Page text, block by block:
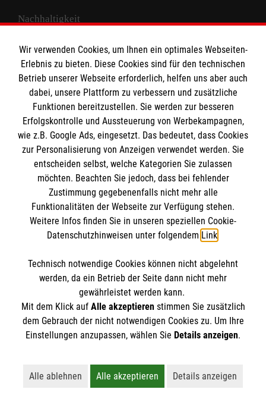
Nachhaltigkeit
Compliance
Transparenz
Spenden und Helfen
Spendenkonto
Empfänger: Malteser Hilfsdienst e.V.
IBAN: DE10 3706 0120 1201 2000 12
BIC: GENODED 1PA7
Newsletter abonnieren
Cookies verwalten|AGB |Impressum|Datenschutz|
Wir verwenden Cookies, um Ihnen ein optimales Webseiten-
Erlebnis zu bieten. Diese Cookies sind für den technischen
Betrieb unserer Webseite erforderlich, helfen uns aber auch
dabei, unsere Plattform zu verbessern und zusätzliche
Funktionen bereitzustellen. Sie werden zur besseren
Erfolgskontrolle und Aussteuerung von Werbekampagnen,
wie z.B. Google Ads, eingesetzt. Das bedeutet, dass Cookies
zur Personalisierung von Anzeigen verwendet werden. Sie
entscheiden selbst, welche Kategorien Sie zulassen
möchten. Beachten Sie jedoch, dass bei fehlender
Zustimmung gegebenenfalls nicht mehr alle
Funktionalitäten der Webseite zur Verfügung stehen.
Weitere Infos finden Sie in unseren speziellen Cookie-
Datenschutzhinweisen unter folgendem Link.
Technisch notwendige Cookies können nicht abgelehnt
werden, da ein Betrieb der Seite dann nicht mehr
gewährleistet werden kann.
Mit dem Klick auf Alle akzeptierenstimmen Sie zusätzlich
dem Gebrauch der nicht notwendigen Cookies zu. Um Ihre
Einstellungen anzupassen, wählen Sie Details anzeigen.
Alle ablehnen
Lehnt alle nicht-essentiellen Cookies ab
Alle akzeptieren
Akzeptiert alle Cookies
Details anzeigen